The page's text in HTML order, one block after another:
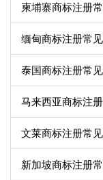
商标变更
柬埔寨商标注册
缅甸商标注册常
泰国商标注册常
马来西亚商标注
文莱商标注册常
新加坡商标注册